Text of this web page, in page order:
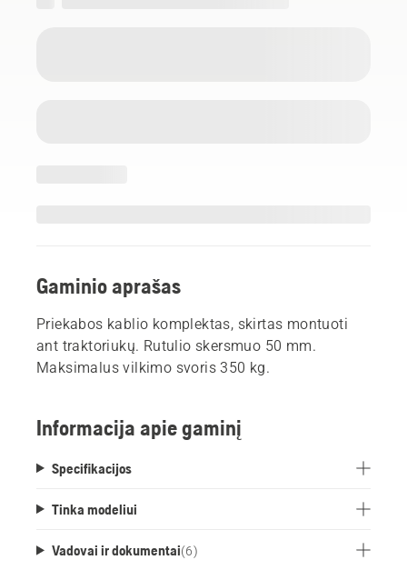
Gaminio aprašas
Priekabos kablio komplektas, skirtas montuoti
ant traktoriukų. Rutulio skersmuo 50 mm.
Maksimalus vilkimo svoris 350 kg.
Informacija apie gaminį
Specifikacijos
Tinka modeliui
Vadovai ir dokumentai(6)